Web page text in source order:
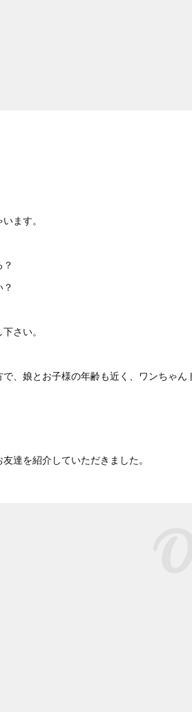
ます。
さい。
、娘とお子様の年齢も近く、ワンちゃん
達を紹介していただきました。